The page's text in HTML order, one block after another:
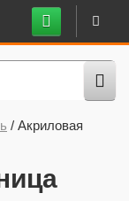
/ Акриловая